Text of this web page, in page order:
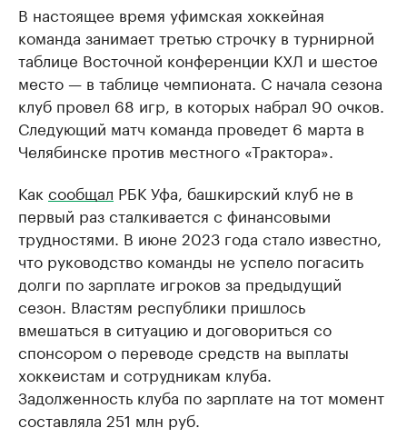
В настоящее время уфимская хоккейная
команда занимает третью строчку в турнирной
таблице Восточной конференции КХЛ и шестое
место — в таблице чемпионата. С начала сезона
клуб провел 68 игр, в которых набрал 90 очков.
Следующий матч команда проведет 6 марта в
Челябинске против местного «Трактора».
Как сообщал РБК Уфа, башкирский клуб не в
первый раз сталкивается с финансовыми
трудностями. В июне 2023 года стало известно,
что руководство команды не успело погасить
долги по зарплате игроков за предыдущий
сезон. Властям республики пришлось
вмешаться в ситуацию и договориться со
спонсором о переводе средств на выплаты
хоккеистам и сотрудникам клуба.
Задолженность клуба по зарплате на тот момент
составляла 251 млн руб.